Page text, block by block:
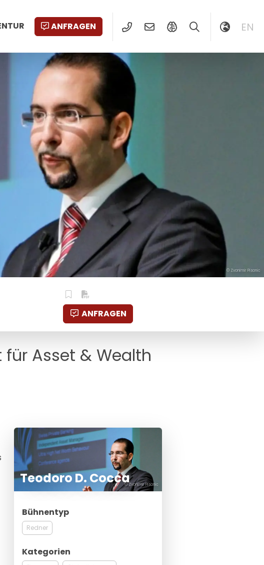
ANFRAGEN EN
© Zvonimir Pisonic
ANFRAGEN
für Asset & Wealth
© Zvonimir Pisonic
Teodoro D. Cocca
Bühnentyp
Redner
Kategorien